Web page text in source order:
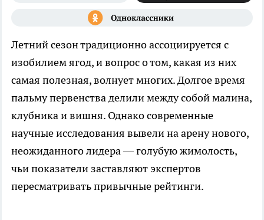
Летний сезон традиционно ассоциируется с
изобилием ягод, и вопрос о том, какая из них
самая полезная, волнует многих. Долгое время
пальму первенства делили между собой малина,
клубника и вишня. Однако современные
научные исследования вывели на арену нового,
неожиданного лидера — голубую жимолость,
чьи показатели заставляют экспертов
пересматривать привычные рейтинги.